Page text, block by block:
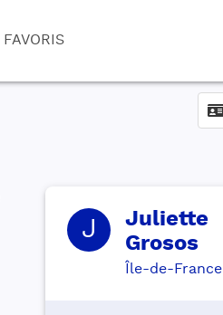
FAVORIS
J
Juliette
Grosos
Île-de-France